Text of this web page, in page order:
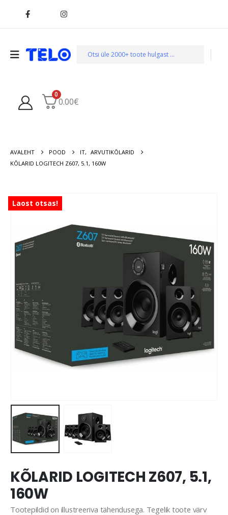
0
0.00€
AVALEHT POOD IT, ARVUTIKÕLARID
KÕLARID LOGITECH Z607, 5.1, 160W
Laost otsas!
KÕLARID LOGITECH Z607, 5.1,
160W
Tootepildid on illustreeriva tähendusega. Tegelik toote värv